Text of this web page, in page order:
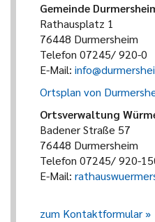
Gemeinde
Rathausplatz 1
76448 Durmersheim
Telefon 07245/ 920-0
E-Mail:
Ortsplan von
Ortsverwaltung
Badener Straße 57
76448 Durmersheim
Telefon 07245/ 920-
E-Mail:
zum Kontaktformular